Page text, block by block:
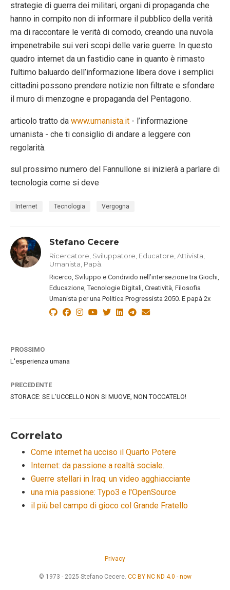
strategie di guerra dei militari, organi di propaganda che
hanno in compito non di informare il pubblico della verità
ma di raccontare le verità di comodo, creando una nuvola
impenetrabile sui veri scopi delle varie guerre. In questo
quadro internet da un fastidio cane in quanto è rimasto
l’ultimo baluardo dell’informazione libera dove i semplici
cittadini possono prendere notizie non filtrate e sfondare
il muro di menzogne e propaganda del Pentagono.
articolo tratto da www.umanista.it - l’informazione
umanista - che ti consiglio di andare a leggere con
regolarità.
sul prossimo numero del Fannullone si inizierà a parlare di
tecnologia come si deve
Internet Tecnologia Vergogna
Stefano Cecere
Ricercatore, Sviluppatore, Educatore, Attivista,
Umanista, Papà.
Ricerco, Sviluppo e Condivido nell’intersezione tra Giochi,
Educazione, Tecnologie Digitali, Creatività, Filosofia
Umanista per una Politica Progressista 2050. E papà 2x
PROSSIMO
L'esperienza umana
PRECEDENTE
STORACE: SE L’UCCELLO NON SI MUOVE, NON TOCCATELO!
Correlato
Come internet ha ucciso il Quarto Potere
Internet: da passione a realtà sociale.
Guerre stellari in Iraq: un video agghiacciante
una mia passione: Typo3 e l'OpenSource
il più bel campo di gioco col Grande Fratello
Privacy
© 1973 - 2025 Stefano Cecere. CC BY NC ND 4.0 - now